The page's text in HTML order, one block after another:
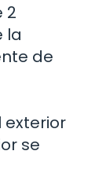
2
la
de
exterior
se